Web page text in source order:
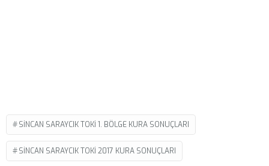
SINCAN SARAYCIK TOKI 1. BÖLGE KURA SONUÇLARI
SINCAN SARAYCIK TOKI 2017 KURA SONUÇLARI